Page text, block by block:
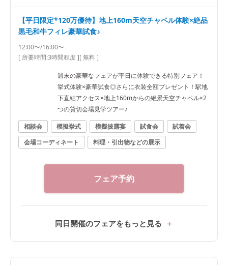
【平日限定*120万優待】地上160m天空チャペル体験×絶品
黒毛和牛フィレ豪華試食♪
12:00〜/16:00〜
[ 所要時間:3時間程度][ 無料 ]
週末の豪華なフェアが平日に体験できる特別フェア！
挙式体験×豪華試食◎さらに衣装全額プレゼント！駅地
下直結アクセス×地上160mからの絶景天空チャペル×2
つの貸切会場見学ツアー♪
相談会
模擬挙式 模擬披露宴 試食会
試着会
会場コーディネート
料理・引出物などの展示
フェア予約
同日開催のフェアをもっと見る